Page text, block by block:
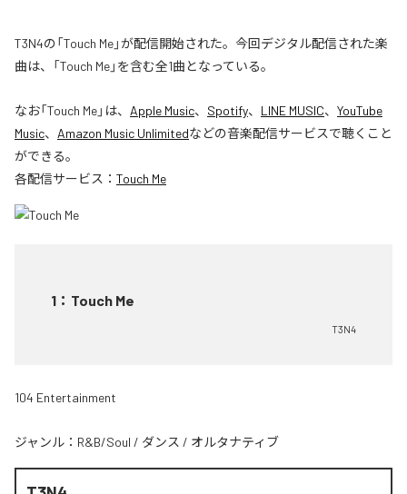
T3N4の「Touch Me」が配信開始された。今回デジタル配信された楽
曲は、「Touch Me」を含む全1曲となっている。
なお「Touch Me」は、 Apple Music、 Spotify、 LINE MUSIC、 YouTube
Music、 Amazon Music Unlimitedなどの音楽配信サービスで聴くこと
ができる。
各配信サービス： Touch Me
1 ： Touch Me
T3N4
104 Entertainment
ジャンル： R&B/Soul / ダンス / オルタナティブ